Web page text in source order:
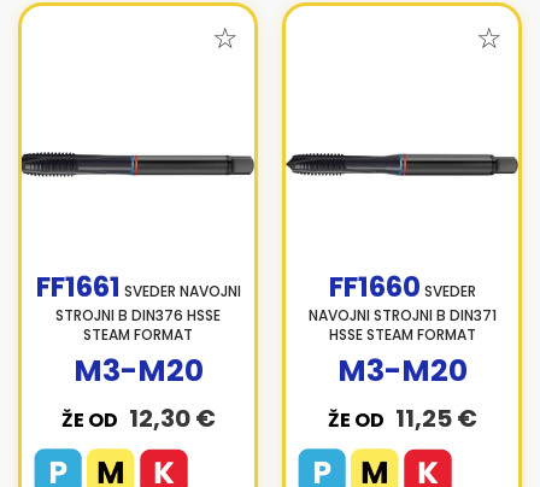
FF1661 SVEDER NAVOJNI
STROJNI B DIN376 HSSE
STEAM FORMAT
ŽE OD 12,30 €
M3-M20
FF1660 SVEDER
NAVOJNI STROJNI B DIN371
HSSE STEAM FORMAT
ŽE OD 11,25 €
M3-M20